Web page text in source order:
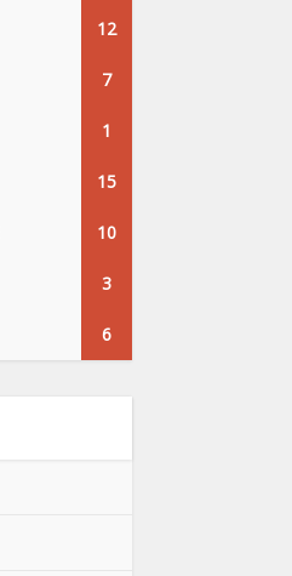
12
7
1
15
10
3
6